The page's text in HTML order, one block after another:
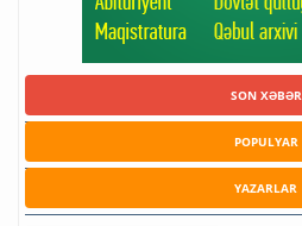
SON XƏBƏR
POPULYAR
YAZARLAR